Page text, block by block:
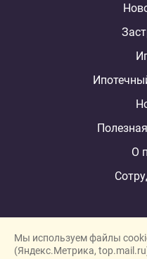
О
Мы используем файлы
(Яндекс.Метрика,